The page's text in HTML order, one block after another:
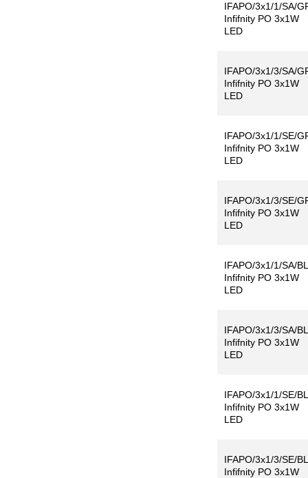
IFAPO/3x1/1/SA/
Infifnity PO 3x1W
LED
IFAPO/3x1/3/SA/
Infifnity PO 3x1W
LED
IFAPO/3x1/1/SE/
Infifnity PO 3x1W
LED
IFAPO/3x1/3/SE/
Infifnity PO 3x1W
LED
IFAPO/3x1/1/SA/BL
Infifnity PO 3x1W
LED
IFAPO/3x1/3/SA/BL
Infifnity PO 3x1W
LED
IFAPO/3x1/1/SE/BL
Infifnity PO 3x1W
LED
IFAPO/3x1/3/SE/BL
Infifnity PO 3x1W